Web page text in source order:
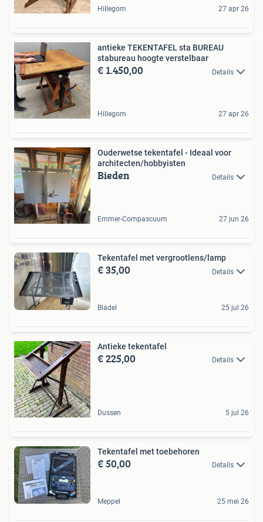
Hillegom 27 apr 26
antieke TEKENTAFEL sta BUREAU
stabureau hoogte verstelbaar
€ 1.450,00 Details
Hillegom 27 apr 26
Ouderwetse tekentafel - Ideaal voor
architecten/hobbyisten
Bieden Details
Emmer-Compascuum 27 jun 26
Tekentafel met vergrootlens/lamp
€ 35,00 Details
Bladel 25 jul 26
Antieke tekentafel
€ 225,00 Details
Dussen 5 jul 26
Tekentafel met toebehoren
€ 50,00 Details
Meppel 25 mei 26